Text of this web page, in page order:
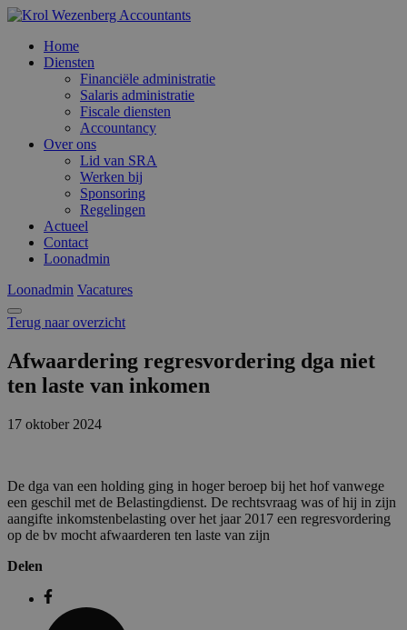
Home
Diensten
Financiële administratie
Salaris administratie
Fiscale diensten
Accountancy
Over ons
Lid van SRA
Werken bij
Sponsoring
Regelingen
Actueel
Contact
Loonadmin
Loonadmin Vacatures
Terug naar overzicht
Afwaardering regresvordering dga niet
ten laste van inkomen
17 oktober 2024
De dga van een holding ging in hoger beroep bij het hof vanwege
een geschil met de Belastingdienst. De rechtsvraag was of hij in zijn
aangifte inkomstenbelasting over het jaar 2017 een regresvordering
op de bv mocht afwaarderen ten laste van zijn
Delen